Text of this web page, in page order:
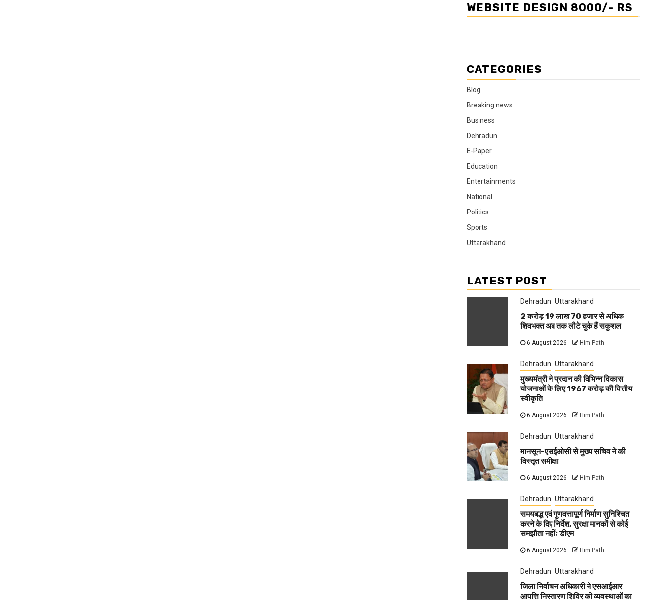
WEBSITE DESIGN 8000/- RS
CATEGORIES
Blog
Breaking news
Business
Dehradun
E-Paper
Education
Entertainments
National
Politics
Sports
Uttarakhand
LATEST POST
Dehradun Uttarakhand
2 करोड़ 19 लाख 70 हजार से अधिक
शिवभक्त अब तक लौटे चुके हैं सकुशल
6 August 2026 Him Path
Dehradun Uttarakhand
मुख्यमंत्री ने प्रदान की विभिन्न विकास
योजनाओं के लिए 1967 करोड़ की वित्तीय
स्वीकृति
6 August 2026 Him Path
Dehradun Uttarakhand
मानसून-एसईओसी से मुख्य सचिव ने की
विस्तृत समीक्षा
6 August 2026 Him Path
Dehradun Uttarakhand
समयबद्ध एवं गुणवत्तापूर्ण निर्माण सुनिश्चित
करने के दिए निर्देश, सुरक्षा मानकों से कोई
समझौता नहींः डीएम
6 August 2026 Him Path
Dehradun Uttarakhand
जिला निर्वाचन अधिकारी ने एसआईआर
आपत्ति निस्तारण शिविर की व्यवस्थाओं का